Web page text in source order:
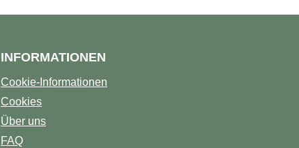
INFORMATIONEN
Cookie-Informationen
Cookies
Über uns
FAQ